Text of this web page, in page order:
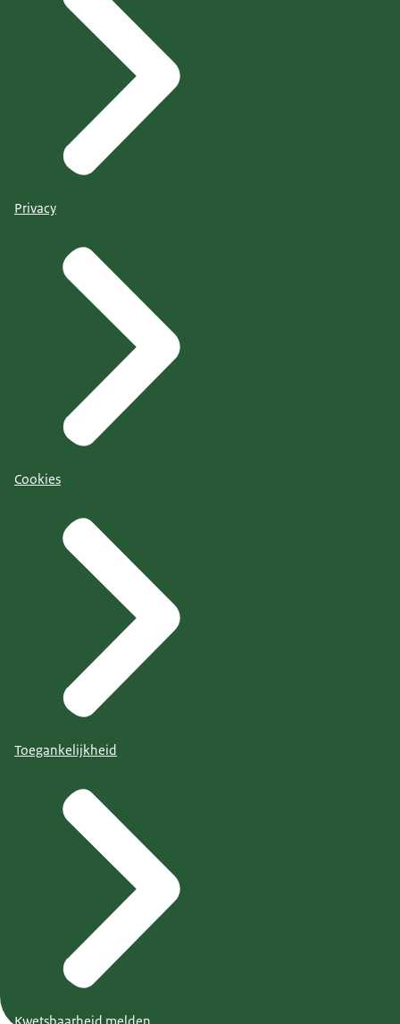
Privacy
Cookies
Toegankelijkheid